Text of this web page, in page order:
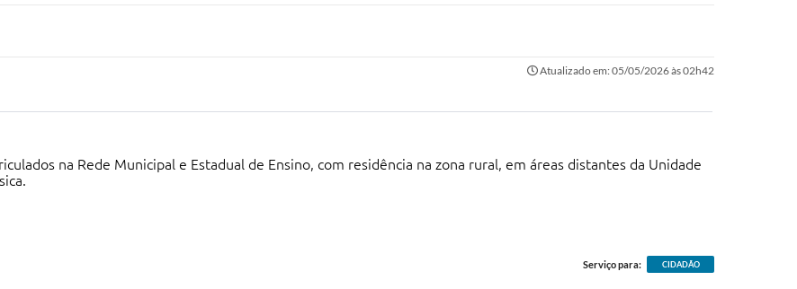
Atualizado em: 05/05/2026 às 02h42
na Rede Municipal e Estadual de Ensino, com residência na zona rural, em áreas distantes da Unidade
Serviço para: CIDADÃO